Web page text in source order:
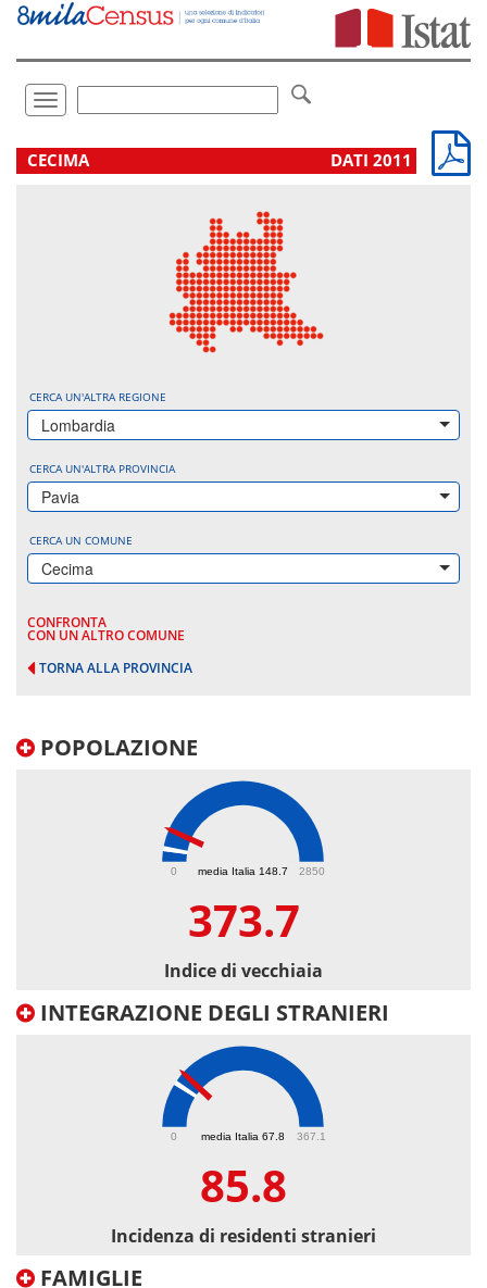
Vai
direttamente
Toggle
navigation
.
CECIMA DATI 2011
CERCA UN'ALTRA REGIONE
Lombardia
CERCA UN'ALTRA PROVINCIA
Pavia
CERCA UN COMUNE
Cecima
CONFRONTA
CON UN ALTRO COMUNE
TORNA ALLA PROVINCIA
POPOLAZIONE
media Italia 148.7
0 2850
373.7
Indice di vecchiaia
INTEGRAZIONE DEGLI STRANIERI
media Italia 67.8
0 367.1
85.8
Incidenza di residenti stranieri
FAMIGLIE